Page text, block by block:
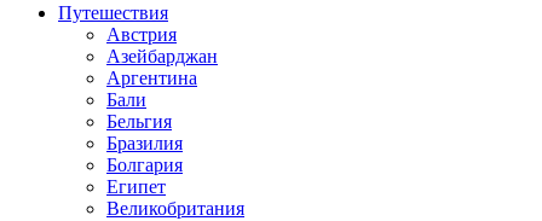
Путешествия
Австрия
Азейбарджан
Аргентина
Бали
Бельгия
Бразилия
Болгария
Египет
Великобритания